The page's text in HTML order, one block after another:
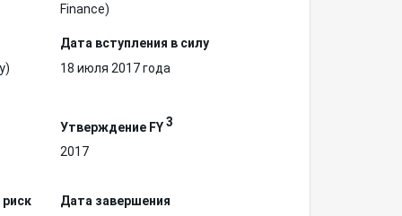
Finance)
Дата вступления в силу
18 июля 2017 года
Утверждение FY3
2017
Дата завершения